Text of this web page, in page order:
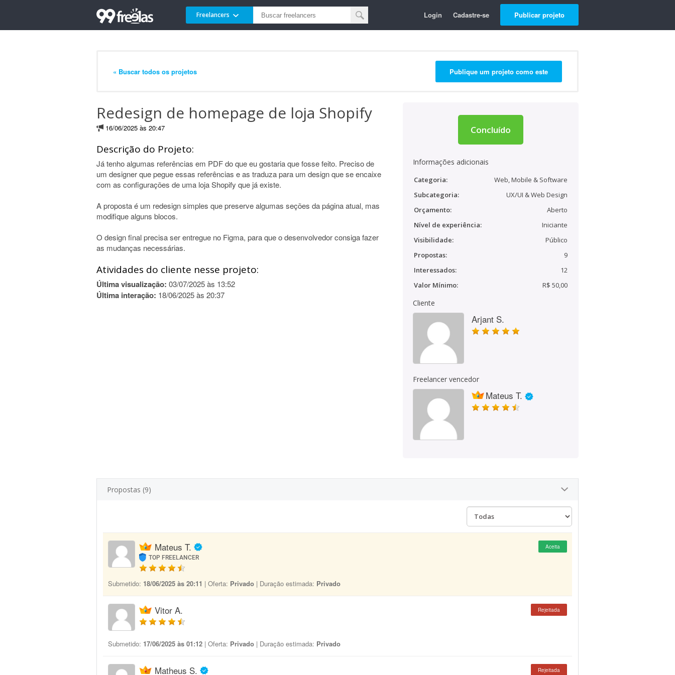
Freelancers Login Cadastre-se Publicar projeto
« Buscar todos os projetos Publique um projeto como este
Redesign de homepage de loja Shopify
16/06/2025 às 20:47
Descrição do Projeto:
Já tenho algumas referências em PDF do que eu gostaria que fosse feito. Preciso de
um designer que pegue essas referências e as traduza para um design que se encaixe
com as configurações de uma loja Shopify que já existe.
A proposta é um redesign simples que preserve algumas seções da página atual, mas
modifique alguns blocos.
O design final precisa ser entregue no Figma, para que o desenvolvedor consiga fazer
as mudanças necessárias.
Atividades do cliente nesse projeto:
Última visualização: 03/07/2025 às 13:52
Última interação: 18/06/2025 às 20:37
Concluído
Informações adicionais
Categoria:
Web, Mobile & Software
Subcategoria:
UX/UI & Web Design
Orçamento:
Aberto
Nível de experiência:
Iniciante
Visibilidade:
Público
Propostas:
9
Interessados:
12
Valor Mínimo:
R$ 50,00
Cliente
Arjant S.
Freelancer vencedor
Mateus T.
Propostas (9)
Mateus T.
TOP FREELANCER
Aceita
Submetido: 18/06/2025 às 20:11 | Oferta: Privado | Duração estimada: Privado
Vitor A. Rejeitada
Submetido: 17/06/2025 às 01:12 | Oferta: Privado | Duração estimada: Privado
Matheus S. Rejeitada